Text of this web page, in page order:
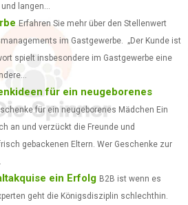
O
R
T
O
D O
langen...
Erfahren Sie mehr über den Stellenwert
im Gastgewerbe. „Der Kunde ist
spielt insbesondere im Gastgewerbe eine
für ein neugeborenes
für ein neugeborenes Mädchen Ein
an und verzückt die Freunde und
gebackenen Eltern. Wer Geschenke zur
ein Erfolg B2B ist wenn es
geht die Königsdisziplin schlechthin.